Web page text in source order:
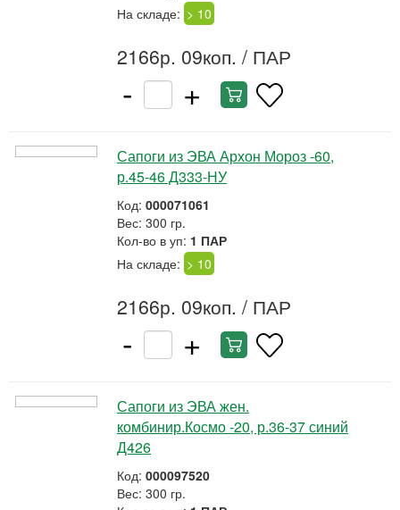
На складе: > 10
2166р. 09коп. / ПАР
- +
Сапоги из ЭВА Архон Мороз -60,
р.45-46 Д333-НУ
Код: 000071061
Вес: 300 гр.
Кол-во в уп: 1 ПАР
На складе: > 10
2166р. 09коп. / ПАР
- +
Сапоги из ЭВА жен.
комбинир.Космо -20, р.36-37 синий
Д426
Код: 000097520
Вес: 300 гр.